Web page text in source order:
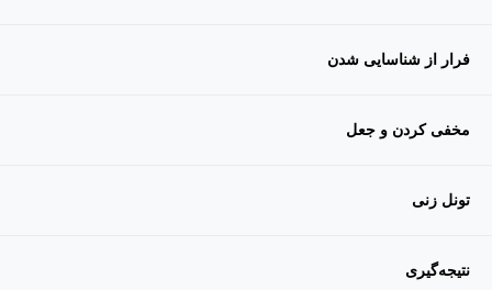
فرار از شناسایی شدن
مخفی کردن و جعل
تونل زنی
نتیجه‌گیری